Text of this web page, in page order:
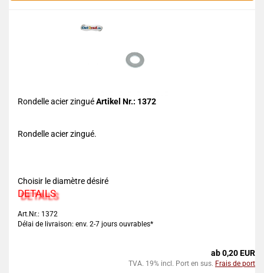
Rondelle acier zinguéArtikel Nr.: 1372
Rondelle acier zingué.
Choisir le diamètre désiré
DETAILS
Art.Nr.: 1372
Délai de livraison: env. 2-7 jours ouvrables*
ab 0,20 EUR
TVA. 19% incl. Port en sus. Frais de port